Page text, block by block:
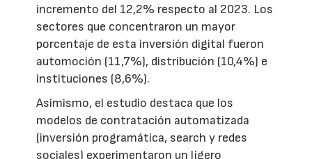
incremento del 12,2% respecto al 2023. Los
sectores que concentraron un mayor
porcentaje de esta inversión digital fueron
automoción (11,7%), distribución (10,4%) e
instituciones (8,6%).
Asimismo, el estudio destaca que los
modelos de contratación automatizada
(inversión programática, search y redes
sociales) experimentaron un ligero